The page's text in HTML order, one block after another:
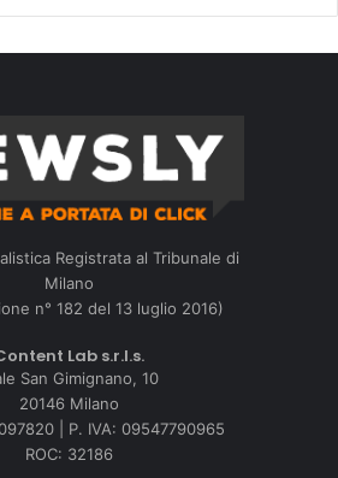
Registrata al Tribunale di
Milano
n° 182 del 13 luglio 2016)
Lab s.r.l.s.
San Gimignano, 10
20146 Milano
| P. IVA: 09547790965
ROC: 32186